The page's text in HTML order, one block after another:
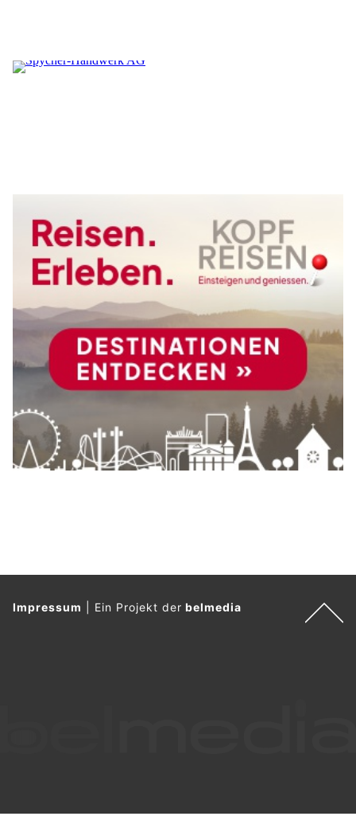
Impressum Ein Projekt derbelmedia